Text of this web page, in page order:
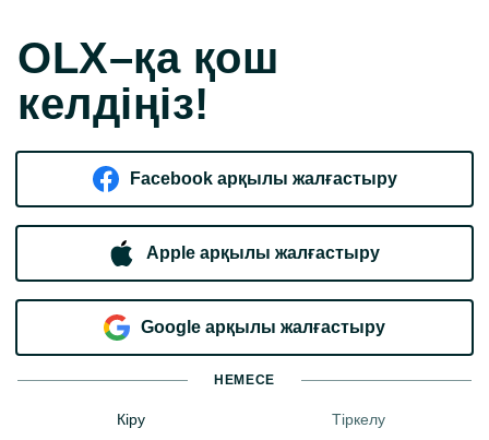
OLX–қа қош
келдіңіз!
Facebook арқылы жалғастыру
Apple арқылы жалғастыру
Google арқылы жалғастыру
НЕМЕСЕ
Кіру Тіркелу